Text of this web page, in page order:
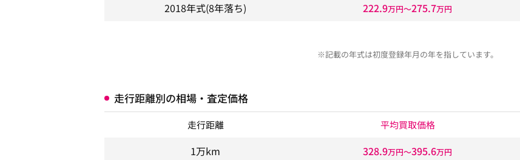
2018年式(8年落ち) 222.9万円〜275.7万円
※記載の年式は初度登録年月の年を指しています。
走行距離別の相場・査定価格
走行距離 平均買取価格
1万km 328.9万円〜395.6万円